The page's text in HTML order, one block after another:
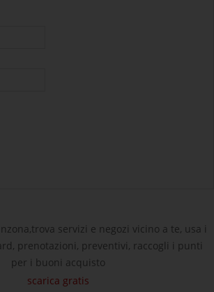
servizi e negozi vicino a te, usa i
prenotazioni, preventivi, raccogli i punti
per i buoni acquisto
scarica gratis